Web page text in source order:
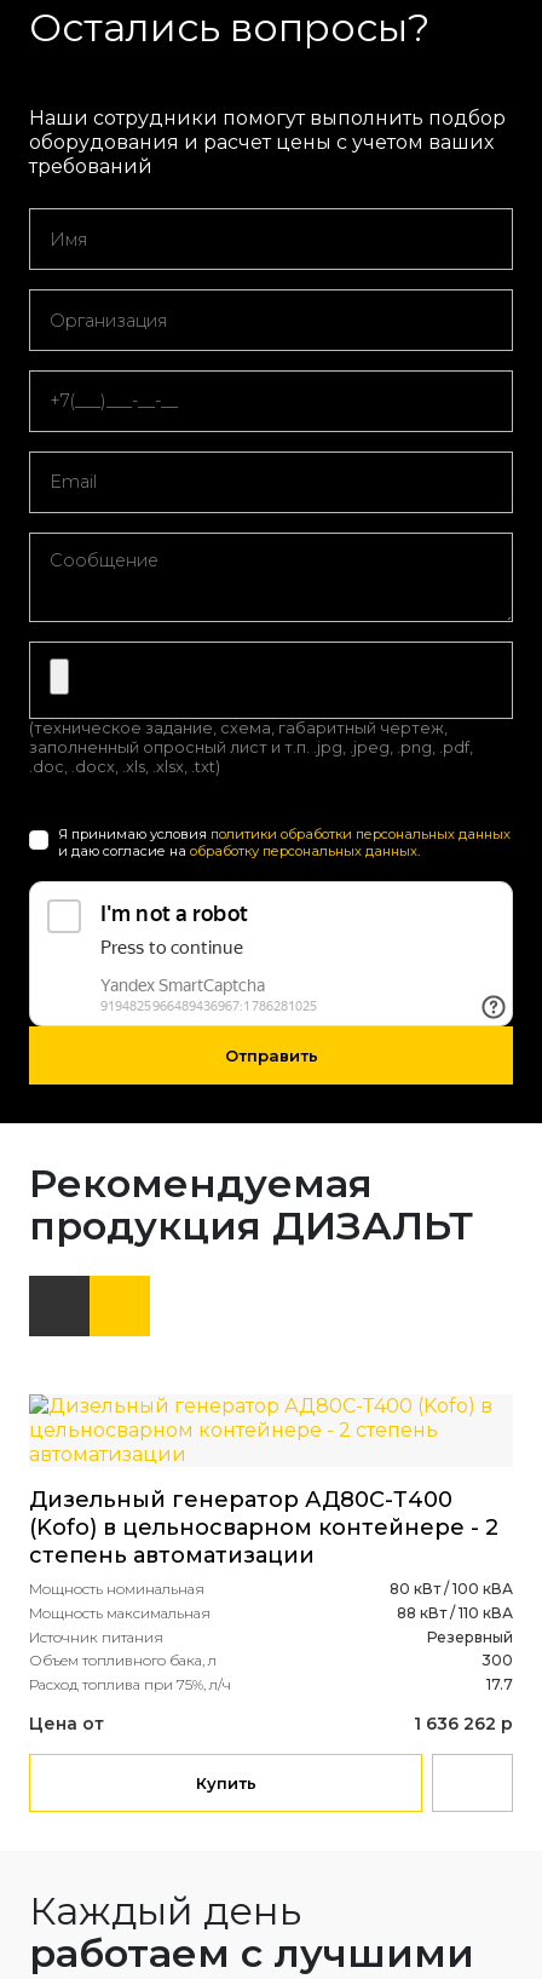
Остались вопросы?
Наши сотрудники помогут выполнить подбор
оборудования и расчет цены с учетом ваших
требований
(техническое задание, схема, габаритный чертеж,
заполненный опросный лист и т.п. .jpg, .jpeg, .png, .pdf,
.doc, .docx, .xls, .xlsx, .txt)
Я принимаю условия политики обработки персональных данных
и даю согласие на обработку персональных данных.
Отправить
Рекомендуемая
продукция ДИЗАЛЬТ
Дизельный генератор АД80С-Т400
(Kofo) в цельносварном контейнере - 2
степень автоматизации
Мощность номинальная
80 кВт / 100 кВА
Мощность максимальная
88 кВт / 110 кВА
Источник питания
Резервный
Объем топливного бака, л
300
Расход топлива при 75%, л/ч
17.7
Цена от 1 636 262 р
Купить
Каждый день
работаем с лучшими